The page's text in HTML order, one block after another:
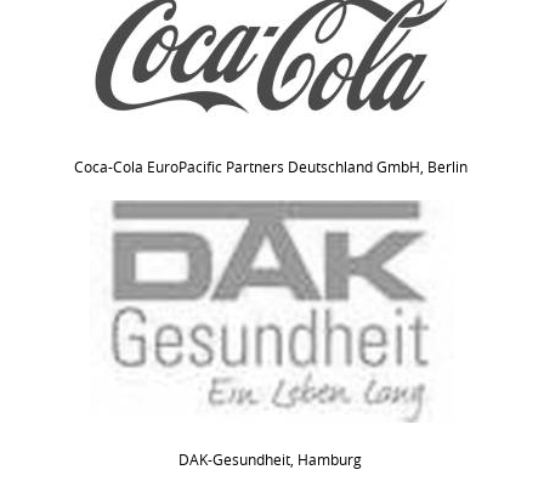
Coca-Cola EuroPacific Partners Deutschland GmbH, Berlin
DAK-Gesundheit, Hamburg